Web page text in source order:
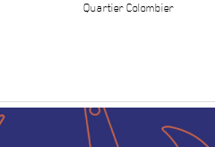
Quartier Colombier